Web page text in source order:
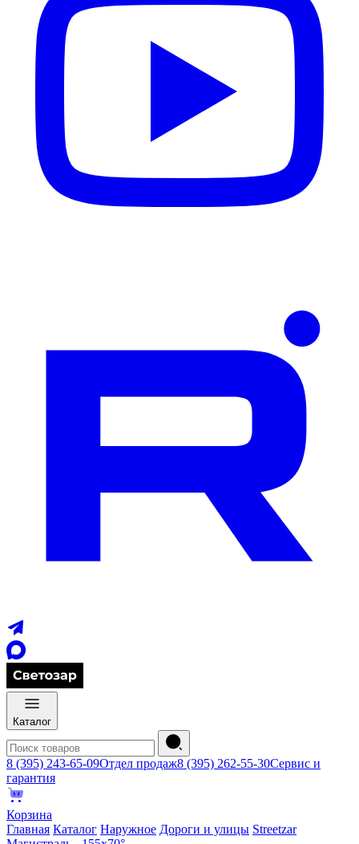
Каталог
8 (395) 243-65-09Отдел продаж8 (395) 262-55-30Сервис и
гарантия
Корзина
Главная Каталог Наружное Дороги и улицы Streetzar